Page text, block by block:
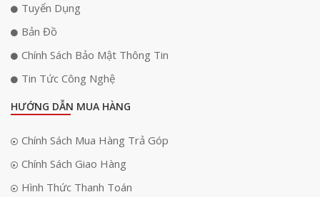
Tuyển Dụng
Bản Đồ
Chính Sách Bảo Mật Thông Tin
Tin Tức Công Nghệ
HƯỚNG DẪN MUA HÀNG
Chính Sách Mua Hàng Trả Góp
Chính Sách Giao Hàng
Hình Thức Thanh Toán